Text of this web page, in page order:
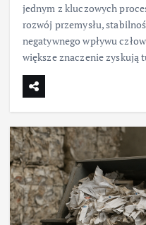
jednym z kluczowych
rozwój przemysłu,
negatywnego wpływu
większe znaczenie